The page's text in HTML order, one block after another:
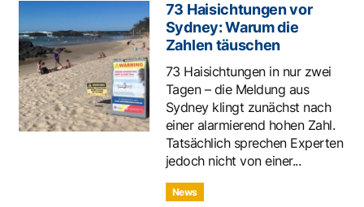
73 Haisichtungen vor
Sydney: Warum die
Zahlen täuschen
73 Haisichtungen in nur zwei
Tagen – die Meldung aus
Sydney klingt zunächst nach
einer alarmierend hohen Zahl.
Tatsächlich sprechen Experten
jedoch nicht von einer...
News